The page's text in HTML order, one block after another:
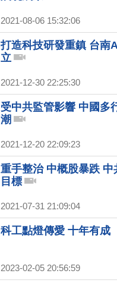
2021-08-06 15:32:06
打造科技研發重鎮 台南
立
2021-12-30 22:25:30
受中共監管影響 中國多
潮
2021-12-20 22:09:23
重手整治 中概股暴跌 中
目標
2021-07-31 21:09:04
科工點燈傳愛 十年有成
2023-02-05 20:56:59